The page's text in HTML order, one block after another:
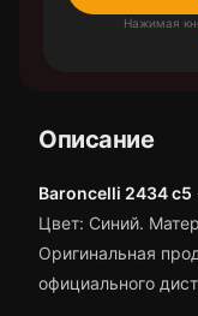
Нажимая
Описание
Baroncelli 2434 с5
Цвет: Синий.
Оригинальная
официального